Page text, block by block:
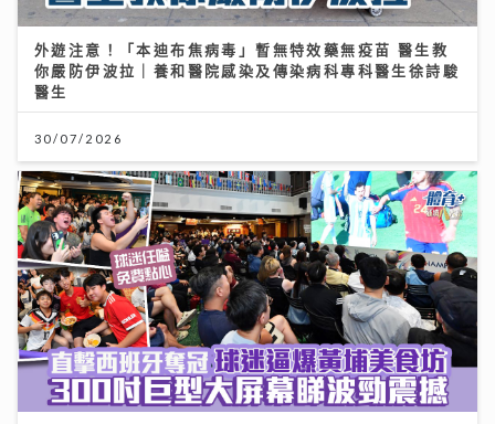
外遊注意！「本迪布焦病毒」暫無特效藥無疫苗 醫生教
你嚴防伊波拉｜養和醫院感染及傳染病科專科醫生徐詩駿
醫生
30/07/2026